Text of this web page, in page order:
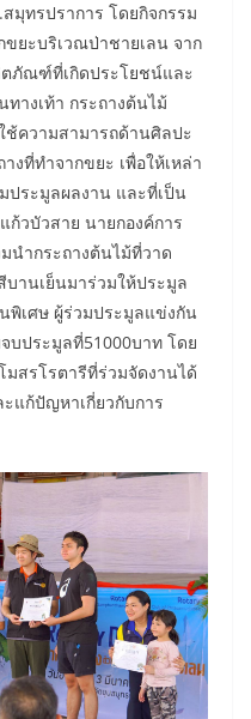
มุทรปราการ โดยกิจกรรม
ยะบริเวณป่าชายเลน จาก
ภัณฑ์ที่เกิดประโยชน์และ
างเท้า กระถางต้นไม้
ช้ความสามารถด้านศิลปะ
งที่ทำจากขยะ เพื่อให้เหล่า
ประมูลผลงาน และที่เป็น
วบัวสาย นายกองค์การ
นำกระถางต้นไม้ที่วาด
บานเย็นมาร่วมให้ประมูล
พิเศษ ผู้ร่วมประมูลแข่งกัน
บประมูลที่51000บาท โดย
มสรโรตารีที่ร่วมจัดงานได้
แก้ปัญหาเกี่ยวกับการ